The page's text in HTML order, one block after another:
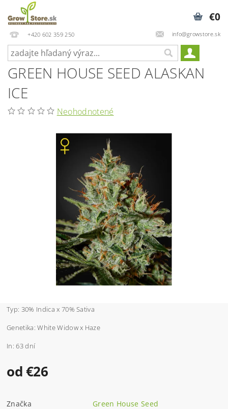
+420 602 359 250 info@growstore.sk
€0
GREEN HOUSE SEED ALASKAN
ICE
Neohodnotené
Typ: 30% Indica x 70% Sativa
Genetika:White Widow x Haze
In: 63 dní
od €26
Značka
Green House Seed